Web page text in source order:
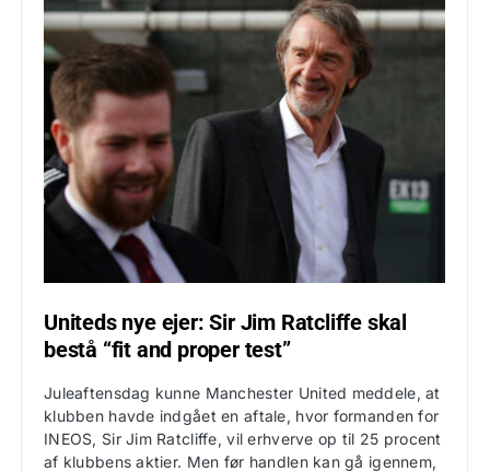
Uniteds nye ejer: Sir Jim Ratcliffe skal
bestå “fit and proper test”
Juleaftensdag kunne Manchester United meddele, at
klubben havde indgået en aftale, hvor formanden for
INEOS, Sir Jim Ratcliffe, vil erhverve op til 25 procent
af klubbens aktier. Men før handlen kan gå igennem,